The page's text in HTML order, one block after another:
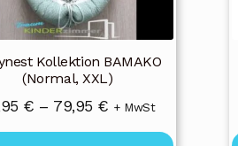
Kollektion BAMAKO
(Normal, XXL)
€ – 79,95 €Preisspanne:
59,95 €
+ MwSt